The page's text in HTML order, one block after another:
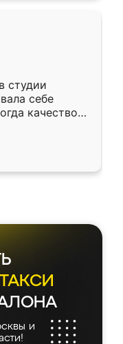
студии
себе
качеством
уже почти
и